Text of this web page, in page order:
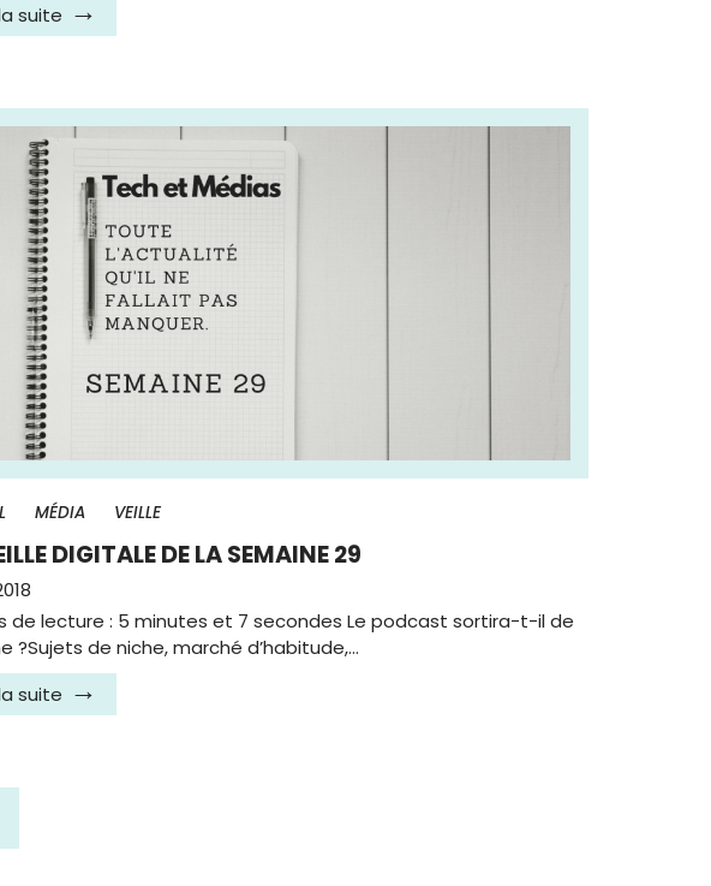
suite
MÉDIA VEILLE
DIGITALE DE LA SEMAINE 29
de lecture : 5 minutes et 7 secondes Le podcast sortira-t-il de
?Sujets de niche, marché d’habitude,…
suite